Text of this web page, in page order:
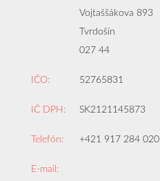
Vojtaššákova 893
Tvrdošín
027 44
IČO: 52765831
IČ DPH: SK2121145873
Telefón: +421 917 284 020
E-mail: